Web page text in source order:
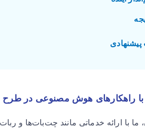
با راهکارهای هوش مصنوعی در
ما با ارائه خدماتی مانند چت‌بات‌ها و